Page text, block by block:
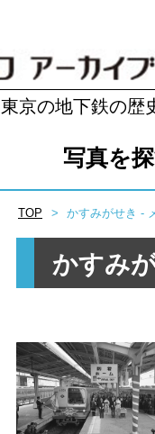
東京の地下鉄の歴
写真を
TOP かすみがせき -
かすみ